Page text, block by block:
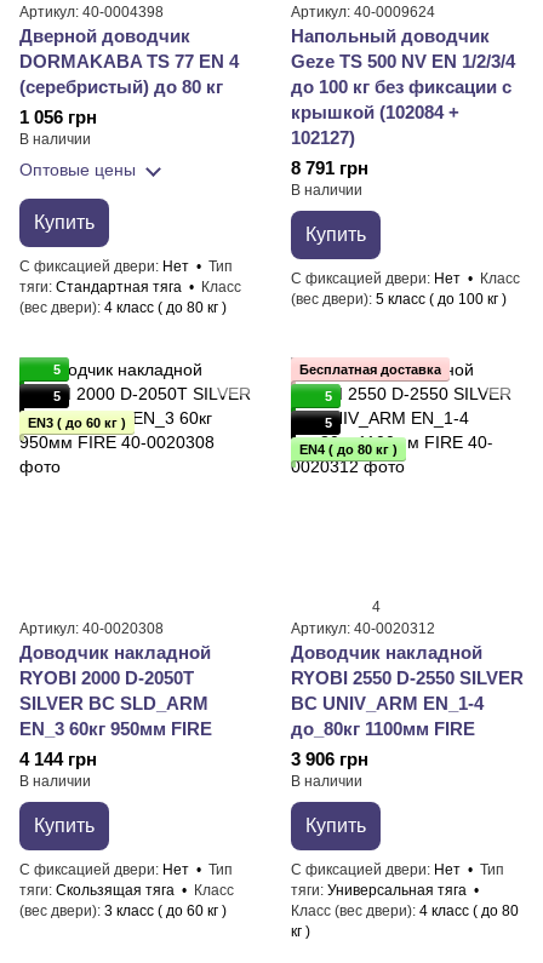
Артикул: 40-0004398
Дверной доводчик
DORMAKABA TS 77 EN 4
(серебристый) до 80 кг
1 056 грн
В наличии
Оптовые цены
Купить
С фиксацией двери Нет
Тип
тяги Стандартная тяга
Класс
(вес двери) 4 класс ( до 80 кг )
Артикул: 40-0009624
Напольный доводчик
Geze TS 500 NV EN 1/2/3/4
до 100 кг без фиксации с
крышкой (102084 +
102127)
8 791 грн
В наличии
Купить
С фиксацией двери Нет
Класс
(вес двери) 5 класс ( до 100 кг )
5
5
EN3 ( до 60 кг )
Артикул: 40-0020308
Доводчик накладной
RYOBI 2000 D-2050T
SILVER BC SLD_ARM
EN_3 60кг 950мм FIRE
4 144 грн
В наличии
Купить
С фиксацией двери Нет
Тип
тяги Скользящая тяга
Класс
(вес двери) 3 класс ( до 60 кг )
Бесплатная доставка
5
5
EN4 ( до 80 кг )
4
Артикул: 40-0020312
Доводчик накладной
RYOBI 2550 D-2550 SILVER
BC UNIV_ARM EN_1-4
до_80кг 1100мм FIRE
3 906 грн
В наличии
Купить
С фиксацией двери Нет
Тип
тяги Универсальная тяга
Класс (вес двери) 4 класс ( до 80
кг )